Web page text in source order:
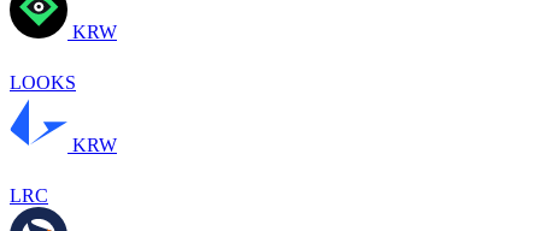
KRW
LOOKS
KRW
LRC